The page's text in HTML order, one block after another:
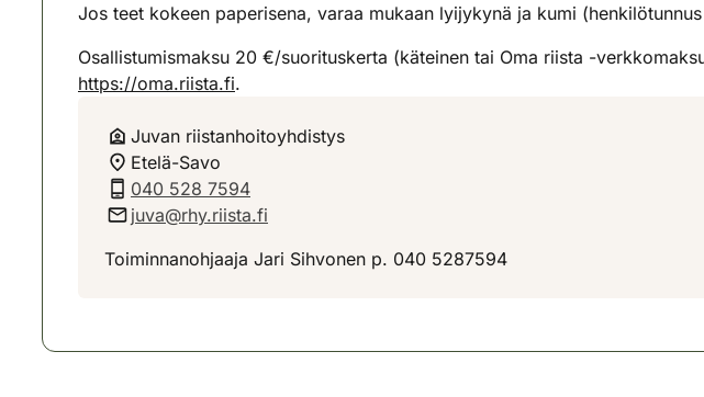
Jos teet kokeen paperisena, varaa mukaan lyijykynä ja kumi
Osallistumismaksu 20 €/suorituskerta (käteinen tai Oma riista -
https://oma.riista.fi.
Juvan riistanhoitoyhdistys
Etelä-Savo
040 528 7594
juva@rhy.riista.fi
Toiminnanohjaaja Jari Sihvonen p. 040 5287594